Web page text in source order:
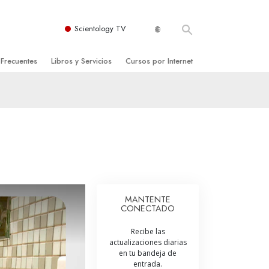
Scientology TV
Libros y Servicios
Iniciales
Cursos por Internet
Ayudas para Enfermedades y Lesiones
La Integridad y la Honestidad
El Matrimonio
La Escala Tonal Emocional
MANTENTE
CONECTADO
Recibe las
actualizaciones diarias
en tu bandeja de
entrada.